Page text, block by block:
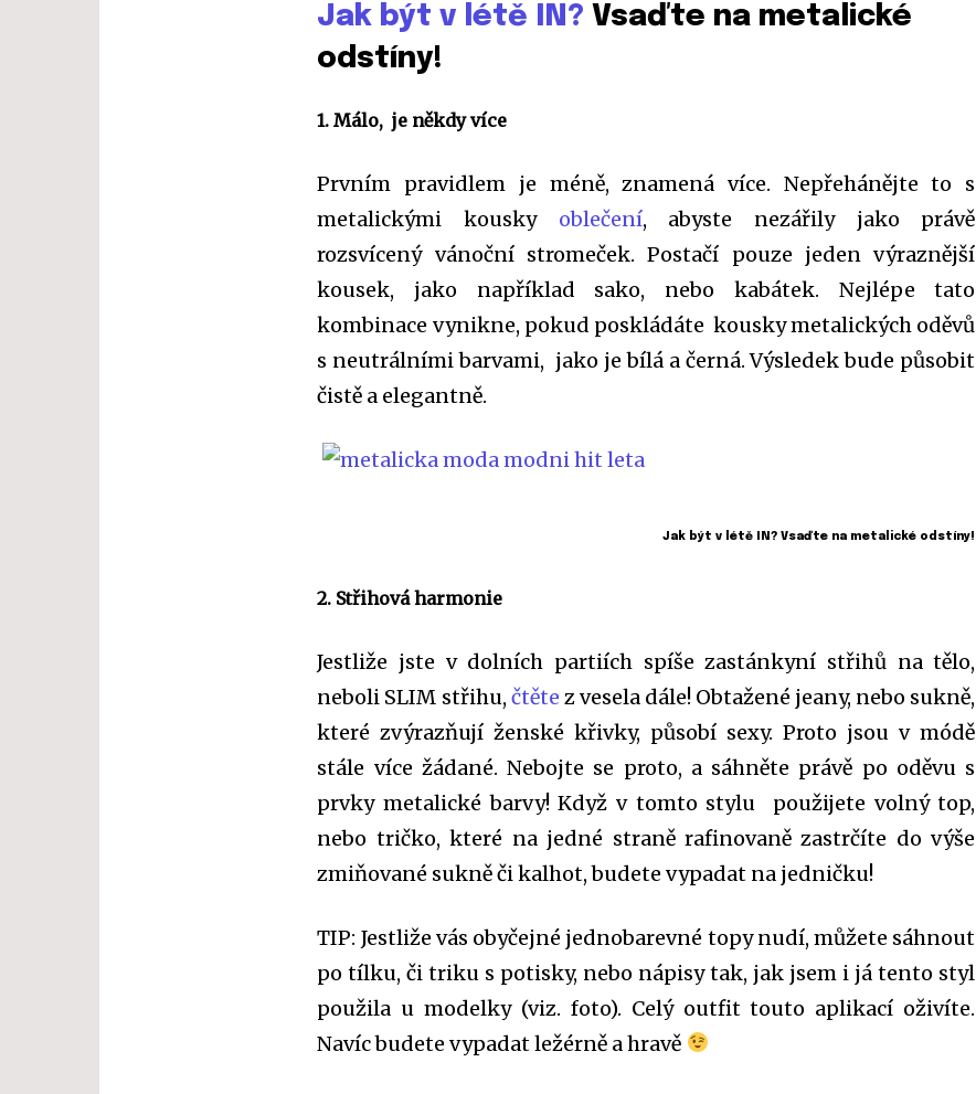
Jak být v létě IN? Vsaďte na metalické
odstíny!
1. Málo, je někdy více
Prvním pravidlem je méně, znamená více. Nepřehánějte to s
metalickými kousky oblečení, abyste nezářily jako právě
rozsvícený vánoční stromeček. Postačí pouze jeden výraznější
kousek, jako například sako, nebo kabátek. Nejlépe tato
kombinace vynikne, pokud poskládáte kousky metalických oděvů
s neutrálními barvami, jako je bílá a černá. Výsledek bude působit
čistě a elegantně.
Jak být v létě IN? Vsaďte na metalické odstíny!
2. Střihová harmonie
Jestliže jste v dolních partiích spíše zastánkyní střihů na tělo,
neboli SLIM střihu, čtěte z vesela dále! Obtažené jeany, nebo sukně,
které zvýrazňují ženské křivky, působí sexy. Proto jsou v módě
stále více žádané. Nebojte se proto, a sáhněte právě po oděvu s
prvky metalické barvy! Když v tomto stylu použijete volný top,
nebo tričko, které na jedné straně rafinovaně zastrčíte do výše
zmiňované sukně či kalhot, budete vypadat na jedničku!
TIP: Jestliže vás obyčejné jednobarevné topy nudí, můžete sáhnout
po tílku, či triku s potisky, nebo nápisy tak, jak jsem i já tento styl
použila u modelky (viz. foto). Celý outfit touto aplikací oživíte.
Navíc budete vypadat ležérně a hravě